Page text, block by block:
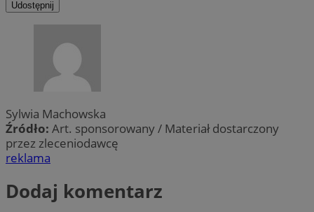
Udostępnij
Sylwia Machowska
Źródło: Art. sponsorowany / Materiał dostarczony
przez zleceniodawcę
reklama
Dodaj komentarz